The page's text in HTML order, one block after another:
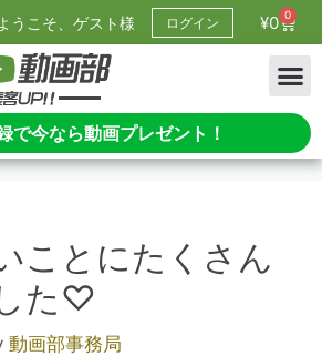
うこそ、ゲスト様 ログイン ¥0 0
で今なら動画プレゼント！
ことにたくさん
た♡
動画部事務局